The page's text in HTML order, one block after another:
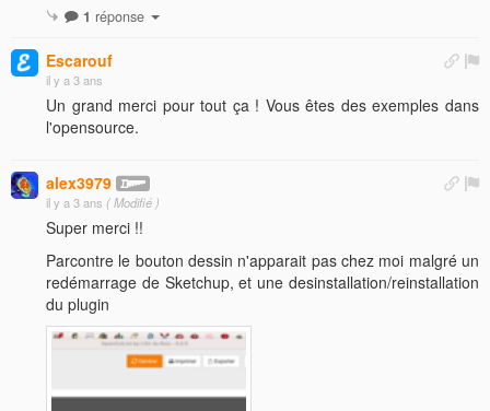
1 réponse
Escarouf
il y a 3 ans
Un grand merci pour tout ça ! Vous êtes des exemples dans
l'opensource.
alex3979
il y a 3 ans ( Modifié )
Super merci !!
Parcontre le bouton dessin n'apparait pas chez moi malgré un
redémarrage de Sketchup, et une desinstallation/reinstallation
du plugin